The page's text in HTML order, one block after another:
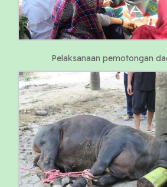
Pelaksanaan pemotongan